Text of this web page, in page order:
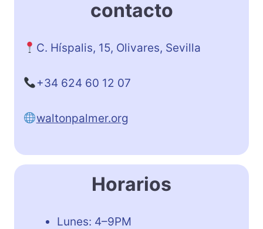
contacto
C. Híspalis, 15, Olivares, Sevilla
+34 624 60 12 07
waltonpalmer.org
Horarios
Lunes: 4–9PM